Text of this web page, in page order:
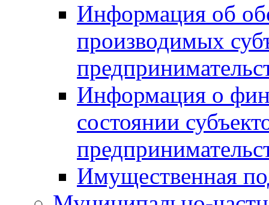
Информация об
производимых
Информация о
состоянии
Имущественная